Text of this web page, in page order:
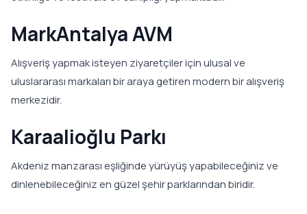
MarkAntalya AVM
Alışveriş yapmak isteyen ziyaretçiler için ulusal ve
uluslararası markaları bir araya getiren modern bir alışveriş
merkezidir.
Karaalioğlu Parkı
Akdeniz manzarası eşliğinde yürüyüş yapabileceğiniz ve
dinlenebileceğiniz en güzel şehir parklarından biridir.